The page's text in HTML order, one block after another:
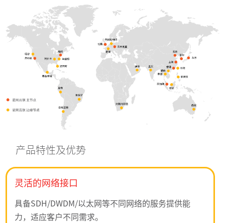
产品特性及优势
灵活的网络接口
具备SDH/DWDM/以太网等不同网络的服务提供能
力，适应客户不同需求。